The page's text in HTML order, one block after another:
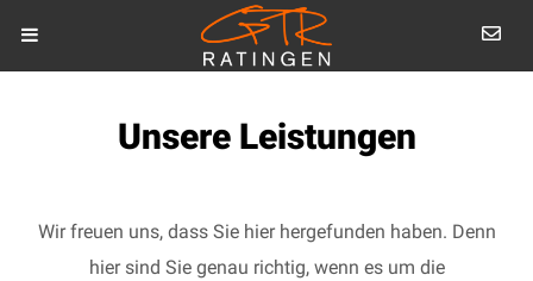
Unsere Leistungen
Wir freuen uns, dass Sie hier hergefunden haben. Denn
hier sind Sie genau richtig, wenn es um die